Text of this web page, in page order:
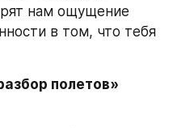
нам ощущение
в том, что тебя
полетов»